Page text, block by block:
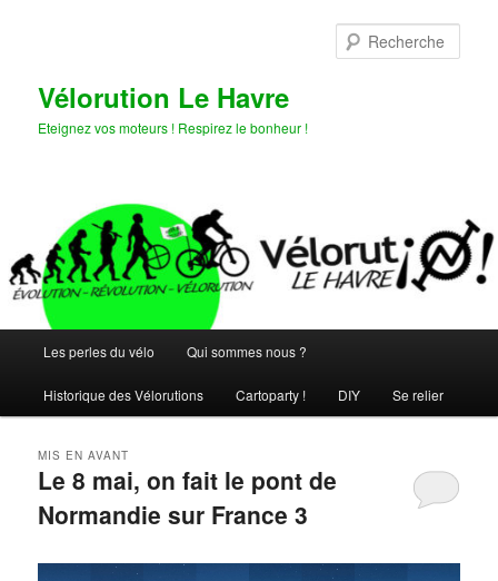
Vélorution Le Havre
Eteignez vos moteurs ! Respirez le bonheur !
principal
Les perles du vélo Qui sommes nous ?
Historique des Vélorutions Cartoparty ! DIY Se relier
Le 8 mai, on fait le pont de
Normandie sur France 3
MIS EN AVANT